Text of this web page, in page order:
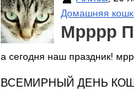
Домашняя
Мрррр
а сегодня наш праздник!
ВСЕМИРНЫЙ ДЕНЬ